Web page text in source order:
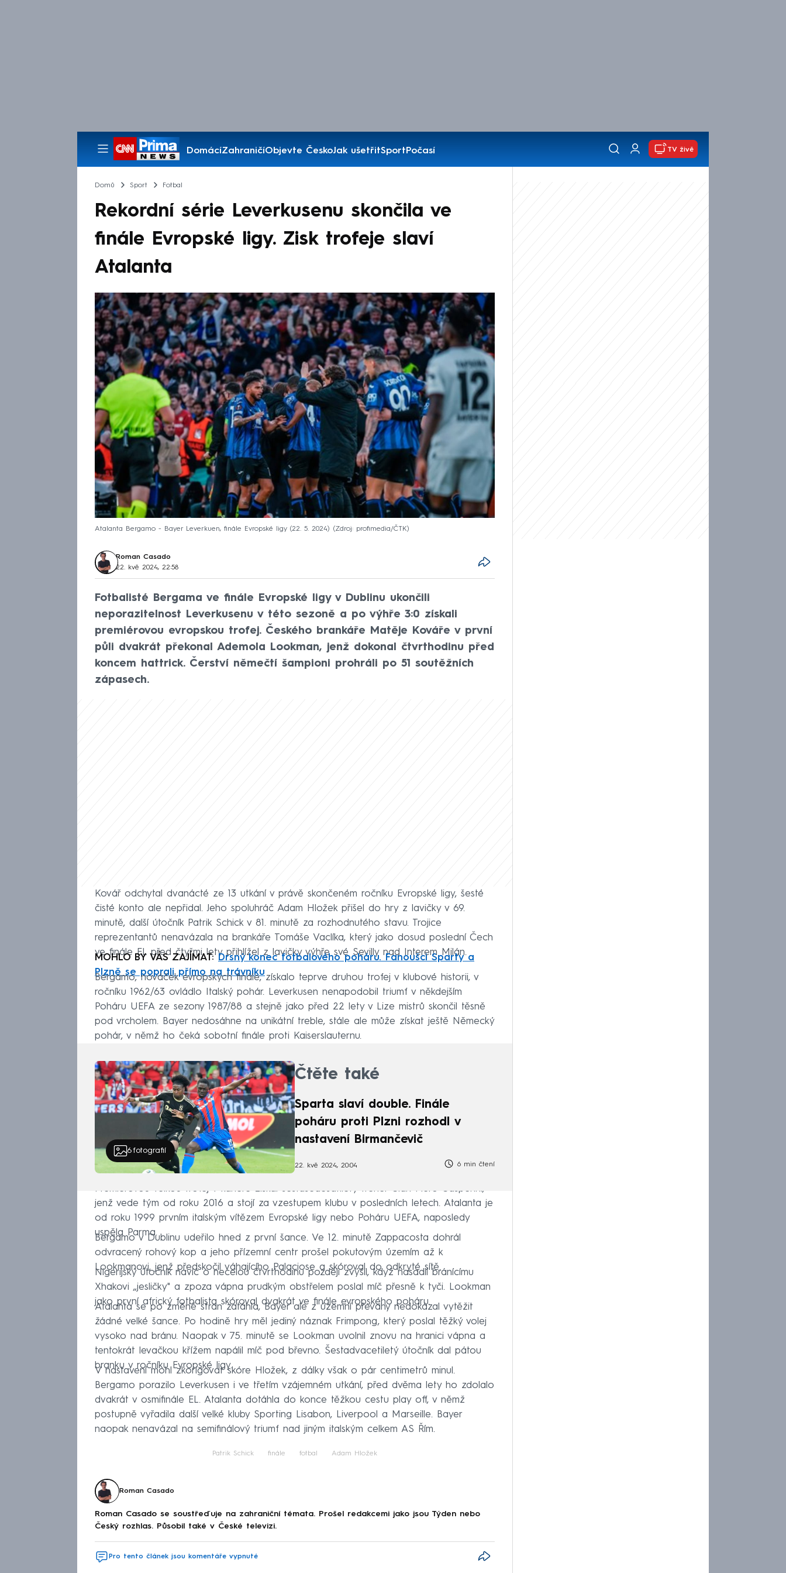
DomácíZahraničíObjevte ČeskoJak ušetřitSportPočasí
Pořady
TV živě
Domů Sport Fotbal
Rekordní série Leverkusenu skončila ve
finále Evropské ligy. Zisk trofeje slaví
Atalanta
Atalanta Bergamo - Bayer Leverkuen, finále Evropské ligy (22. 5. 2024) Zdroj: profimedia/ČTK
Roman Casado
22. kvě 2024, 22:58
Fotbalisté Bergama ve finále Evropské ligy v Dublinu ukončili
neporazitelnost Leverkusenu v této sezoně a po výhře 3:0 získali
premiérovou evropskou trofej. Českého brankáře Matěje Kováře v první
půli dvakrát překonal Ademola Lookman, jenž dokonal čtvrthodinu před
koncem hattrick. Čerství němečtí šampioni prohráli po 51 soutěžních
zápasech.
Kovář odchytal dvanácté ze 13 utkání v právě skončeném ročníku Evropské ligy, šesté
čisté konto ale nepřidal. Jeho spoluhráč Adam Hložek přišel do hry z lavičky v 69.
minutě, další útočník Patrik Schick v 81. minutě za rozhodnutého stavu. Trojice
reprezentantů nenavázala na brankáře Tomáše Vaclíka, který jako dosud poslední Čech
ve finále EL před čtyřmi lety přihlížel z lavičky výhře své Sevilly nad Interem Milán.
MOHLO BY VÁS ZAJÍMAT: Drsný konec fotbalového poháru. Fanoušci Sparty a
Plzně se poprali přímo na trávníku
Bergamo, nováček evropských finále, získalo teprve druhou trofej v klubové historii, v
ročníku 1962/63 ovládlo Italský pohár. Leverkusen nenapodobil triumf v někdejším
Poháru UEFA ze sezony 1987/88 a stejně jako před 22 lety v Lize mistrů skončil těsně
pod vrcholem. Bayer nedosáhne na unikátní treble, stále ale může získat ještě Německý
pohár, v němž ho čeká sobotní finále proti Kaiserslauternu.
6fotografií
Čtěte také
Sparta slaví double. Finále
poháru proti Plzni rozhodl v
nastavení Birmančevič
22. kvě 2024, 20:04 6 min čtení
Premiérovou velkou trofej v kariéře získal šestašedesátiletý trenér Gian Piero Gasperini,
jenž vede tým od roku 2016 a stojí za vzestupem klubu v posledních letech. Atalanta je
od roku 1999 prvním italským vítězem Evropské ligy nebo Poháru UEFA, naposledy
uspěla Parma.
Bergamo v Dublinu udeřilo hned z první šance. Ve 12. minutě Zappacosta dohrál
odvracený rohový kop a jeho přízemní centr prošel pokutovým územím až k
Lookmanovi, jenž předskočil váhajícího Palaciose a skóroval do odkryté sítě.
Nigerijský útočník navíc o necelou čtvrthodinu později zvýšil, když nasadil bránícímu
Xhakovi „jesličky" a zpoza vápna prudkým obstřelem poslal míč přesně k tyči. Lookman
jako první africký fotbalista skóroval dvakrát ve finále evropského poháru.
Atalanta se po změně stran zatáhla, Bayer ale z územní převahy nedokázal vytěžit
žádné velké šance. Po hodině hry měl jediný náznak Frimpong, který poslal těžký volej
vysoko nad bránu. Naopak v 75. minutě se Lookman uvolnil znovu na hranici vápna a
tentokrát levačkou křížem napálil míč pod břevno. Šestadvacetiletý útočník dal pátou
branku v ročníku Evropské ligy.
V nastavení mohl zkorigovat skóre Hložek, z dálky však o pár centimetrů minul.
Bergamo porazilo Leverkusen i ve třetím vzájemném utkání, před dvěma lety ho zdolalo
dvakrát v osmifinále EL. Atalanta dotáhla do konce těžkou cestu play off, v němž
postupně vyřadila další velké kluby Sporting Lisabon, Liverpool a Marseille. Bayer
naopak nenavázal na semifinálový triumf nad jiným italským celkem AS Řím.
Patrik Schick finále fotbal Adam Hložek
Roman Casado
Roman Casado se soustřeďuje na zahraniční témata. Prošel redakcemi jako jsou Týden nebo
Český rozhlas. Působil také v České televizi.
Pro tento článek jsou komentáře vypnuté